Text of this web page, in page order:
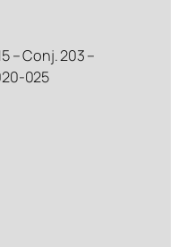
– Conj. 203 –
025